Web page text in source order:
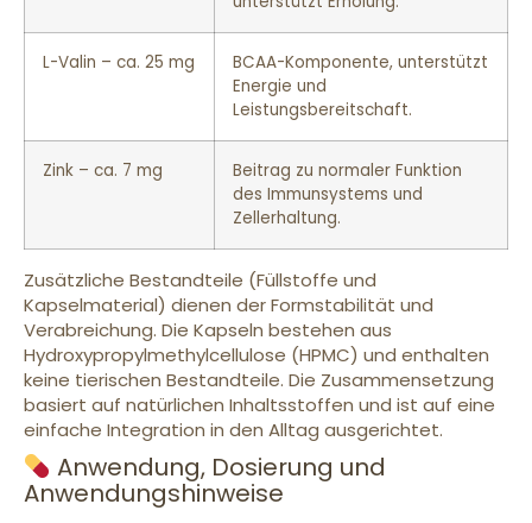
L-Valin – ca. 25 mg
BCAA-Komponente, unterstützt
Energie und
Leistungsbereitschaft.
Zink – ca. 7 mg
Beitrag zu normaler Funktion
des Immunsystems und
Zellerhaltung.
Zusätzliche Bestandteile (Füllstoffe und
Kapselmaterial) dienen der Formstabilität und
Verabreichung. Die Kapseln bestehen aus
Hydroxypropylmethylcellulose (HPMC) und enthalten
keine tierischen Bestandteile. Die Zusammensetzung
basiert auf natürlichen Inhaltsstoffen und ist auf eine
einfache Integration in den Alltag ausgerichtet.
Anwendung, Dosierung und
Anwendungshinweise